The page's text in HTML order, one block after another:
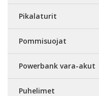
Pikalaturit
Pommisuojat
Powerbank vara-akut
Puhelimet